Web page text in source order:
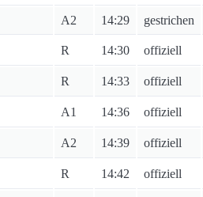
A2 14:29 gestrichen
R 14:30 offiziell
R 14:33 offiziell
A1 14:36 offiziell
A2 14:39 offiziell
R 14:42 offiziell